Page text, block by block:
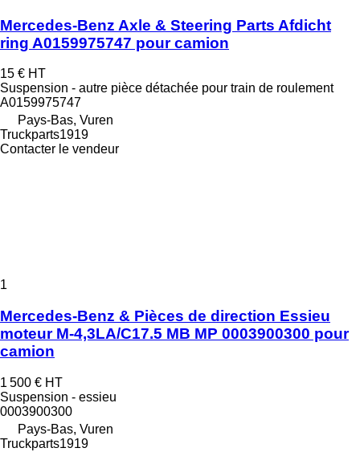
Mercedes-Benz Axle & Steering Parts Afdicht
ring A0159975747 pour camion
15 € HT
Suspension - autre pièce détachée pour train de roulement
A0159975747
Pays-Bas, Vuren
Truckparts1919
Contacter le vendeur
1
Mercedes-Benz & Pièces de direction Essieu
moteur M-4,3LA/C17.5 MB MP 0003900300 pour
camion
1 500 € HT
Suspension - essieu
0003900300
Pays-Bas, Vuren
Truckparts1919